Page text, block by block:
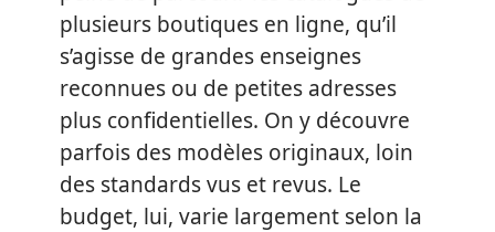
plusieurs boutiques en ligne, qu’il
s’agisse de grandes enseignes
reconnues ou de petites adresses
plus confidentielles. On y découvre
parfois des modèles originaux, loin
des standards vus et revus. Le
budget, lui, varie largement selon la